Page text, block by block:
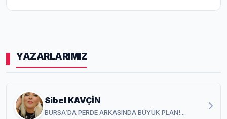
YAZARLARIMIZ
Sibel KAVÇİN
BURSA’DA PERDE ARKASINDA BÜYÜK PLAN!...